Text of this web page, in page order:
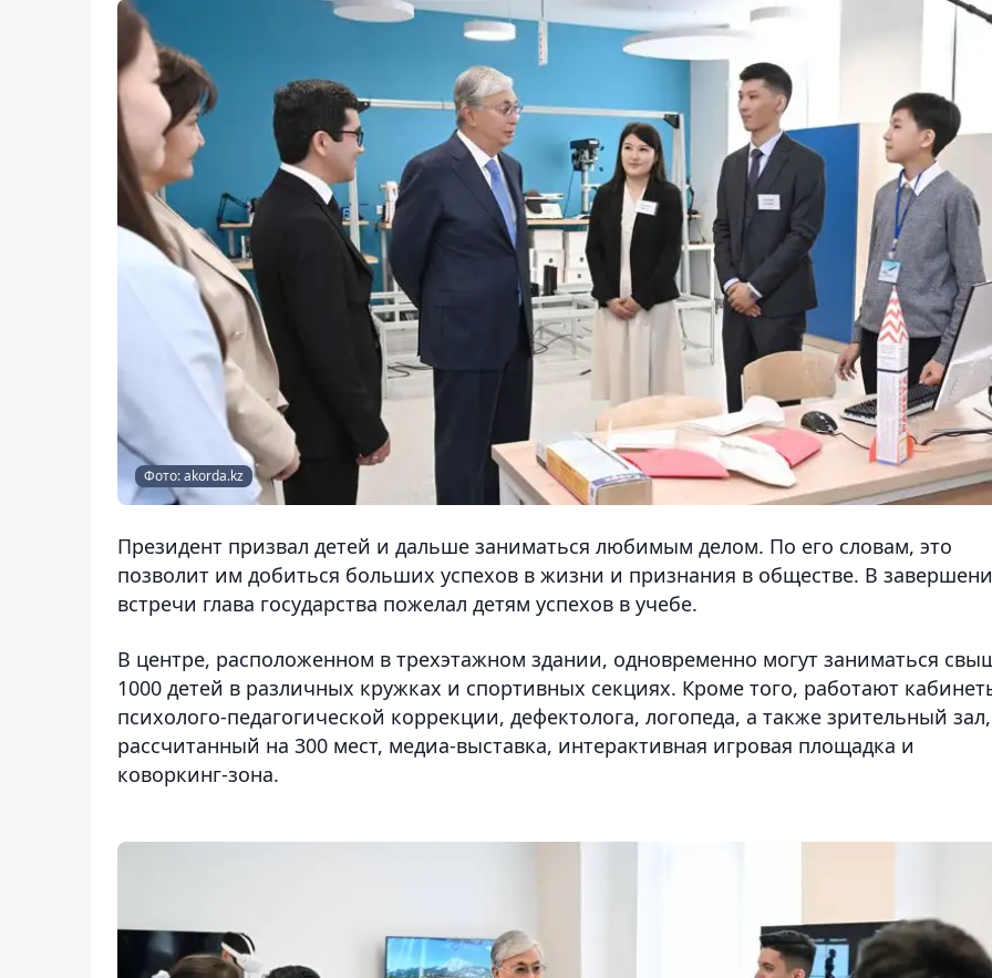
Фото: akorda.kz
Президент призвал детей и дальше заниматься любимым делом. По его словам, это
позволит им добиться больших успехов в жизни и признания в обществе. В
встречи глава государства пожелал детям успехов в учебе.
В центре, расположенном в трехэтажном здании, одновременно могут заниматься
1000 детей в различных кружках и спортивных секциях. Кроме того, работают
психолого-педагогической коррекции, дефектолога, логопеда, а также зрительный зал,
рассчитанный на 300 мест, медиа-выставка, интерактивная игровая площадка и
коворкинг-зона.